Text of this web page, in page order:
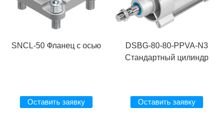
SNCL-50 Фланец с осью
Оставить заявку
DSBG-80-80-PPVA-N3
Стандартный цилиндр
Оставить заявку